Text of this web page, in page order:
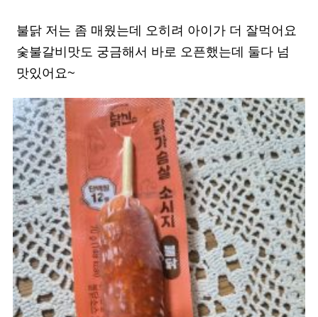
불닭 저는 좀 매웠는데 오히려 아이가 더 잘먹어요
숯불갈비맛도 궁금해서 바로 오픈했는데 둘다 넘
맛있어요~